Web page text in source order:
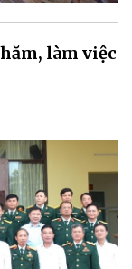
làm việc